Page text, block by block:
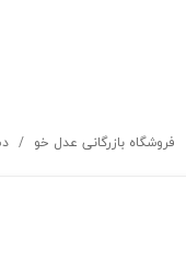
فروشگاه بازرگانی عدل خو